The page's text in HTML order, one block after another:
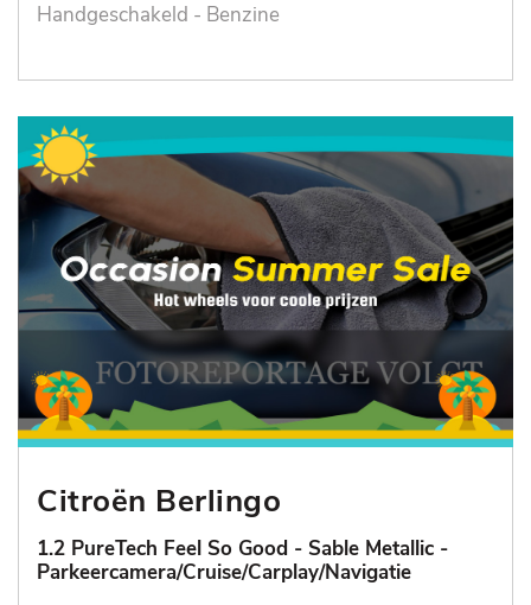
Handgeschakeld - Benzine
Citroën Berlingo
1.2 PureTech Feel So Good - Sable Metallic -
Parkeercamera/Cruise/Carplay/Navigatie